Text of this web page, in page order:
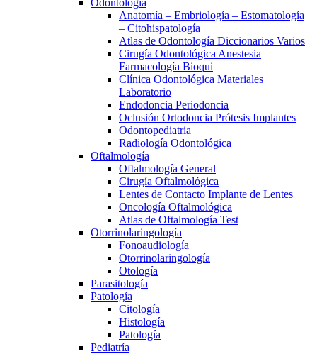
Odontología
Anatomía – Embriología – Estomatología
– Citohispatología
Atlas de Odontología Diccionarios Varios
Cirugía Odontológica Anestesia
Farmacología Bioqui
Clínica Odontológica Materiales
Laboratorio
Endodoncia Periodoncia
Oclusión Ortodoncia Prótesis Implantes
Odontopediatria
Radiología Odontológica
Oftalmología
Oftalmología General
Cirugía Oftalmológica
Lentes de Contacto Implante de Lentes
Oncología Oftalmológica
Atlas de Oftalmología Test
Otorrinolaringología
Fonoaudiología
Otorrinolaringología
Otología
Parasitología
Patología
Citología
Histología
Patología
Pediatría